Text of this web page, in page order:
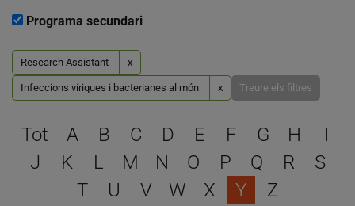
Programa secundari
Research Assistant x
Infeccions víriques i bacterianes al món x Treure els filtres
Escull una lletra per filtrar
Tot A B C D E F G H
I
J
K L M N O P Q R
S
T
U V W X Y Z